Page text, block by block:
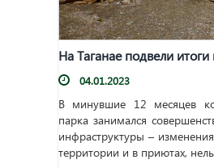
На Таганае подвели итоги
04.01.2023
В минувшие 12 месяцев
парка занимался
инфраструктуры –
территории и в приютах,